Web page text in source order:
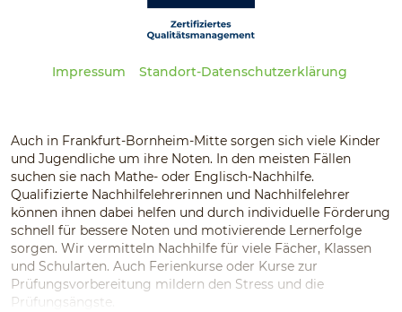
Impressum Standort-Datenschutzerklärung
Auch in Frankfurt-Bornheim-Mitte sorgen sich viele Kinder
und Jugendliche um ihre Noten. In den meisten Fällen
suchen sie nach Mathe- oder Englisch-Nachhilfe.
Qualifizierte Nachhilfelehrerinnen und Nachhilfelehrer
können ihnen dabei helfen und durch individuelle Förderung
schnell für bessere Noten und motivierende Lernerfolge
sorgen. Wir vermitteln Nachhilfe für viele Fächer, Klassen
und Schularten. Auch Ferienkurse oder Kurse zur
Prüfungsvorbereitung mildern den Stress und die
Prüfungsängste.